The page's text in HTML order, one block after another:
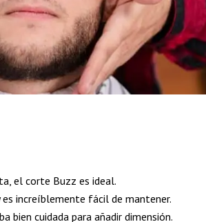
el corte Buzz es ideal.
es increíblemente fácil de mantener.
bien cuidada para añadir dimensión.